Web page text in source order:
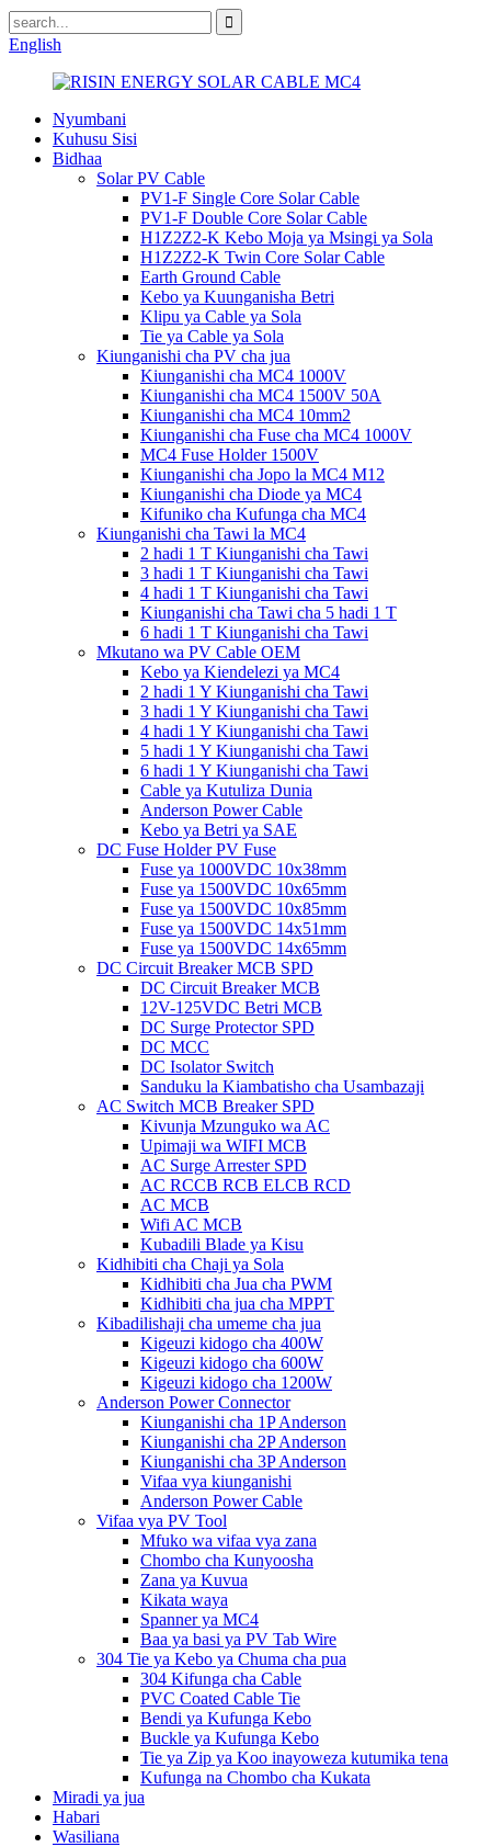
English
Nyumbani
Kuhusu Sisi
Bidhaa
Solar PV Cable
PV1-F Single Core Solar Cable
PV1-F Double Core Solar Cable
H1Z2Z2-K Kebo Moja ya Msingi ya Sola
H1Z2Z2-K Twin Core Solar Cable
Earth Ground Cable
Kebo ya Kuunganisha Betri
Klipu ya Cable ya Sola
Tie ya Cable ya Sola
Kiunganishi cha PV cha jua
Kiunganishi cha MC4 1000V
Kiunganishi cha MC4 1500V 50A
Kiunganishi cha MC4 10mm2
Kiunganishi cha Fuse cha MC4 1000V
MC4 Fuse Holder 1500V
Kiunganishi cha Jopo la MC4 M12
Kiunganishi cha Diode ya MC4
Kifuniko cha Kufunga cha MC4
Kiunganishi cha Tawi la MC4
2 hadi 1 T Kiunganishi cha Tawi
3 hadi 1 T Kiunganishi cha Tawi
4 hadi 1 T Kiunganishi cha Tawi
Kiunganishi cha Tawi cha 5 hadi 1 T
6 hadi 1 T Kiunganishi cha Tawi
Mkutano wa PV Cable OEM
Kebo ya Kiendelezi ya MC4
2 hadi 1 Y Kiunganishi cha Tawi
3 hadi 1 Y Kiunganishi cha Tawi
4 hadi 1 Y Kiunganishi cha Tawi
5 hadi 1 Y Kiunganishi cha Tawi
6 hadi 1 Y Kiunganishi cha Tawi
Cable ya Kutuliza Dunia
Anderson Power Cable
Kebo ya Betri ya SAE
DC Fuse Holder PV Fuse
Fuse ya 1000VDC 10x38mm
Fuse ya 1500VDC 10x65mm
Fuse ya 1500VDC 10x85mm
Fuse ya 1500VDC 14x51mm
Fuse ya 1500VDC 14x65mm
DC Circuit Breaker MCB SPD
DC Circuit Breaker MCB
12V-125VDC Betri MCB
DC Surge Protector SPD
DC MCC
DC Isolator Switch
Sanduku la Kiambatisho cha Usambazaji
AC Switch MCB Breaker SPD
Kivunja Mzunguko wa AC
Upimaji wa WIFI MCB
AC Surge Arrester SPD
AC RCCB RCB ELCB RCD
AC MCB
Wifi AC MCB
Kubadili Blade ya Kisu
Kidhibiti cha Chaji ya Sola
Kidhibiti cha Jua cha PWM
Kidhibiti cha jua cha MPPT
Kibadilishaji cha umeme cha jua
Kigeuzi kidogo cha 400W
Kigeuzi kidogo cha 600W
Kigeuzi kidogo cha 1200W
Anderson Power Connector
Kiunganishi cha 1P Anderson
Kiunganishi cha 2P Anderson
Kiunganishi cha 3P Anderson
Vifaa vya kiunganishi
Anderson Power Cable
Vifaa vya PV Tool
Mfuko wa vifaa vya zana
Chombo cha Kunyoosha
Zana ya Kuvua
Kikata waya
Spanner ya MC4
Baa ya basi ya PV Tab Wire
304 Tie ya Kebo ya Chuma cha pua
304 Kifunga cha Cable
PVC Coated Cable Tie
Bendi ya Kufunga Kebo
Buckle ya Kufunga Kebo
Tie ya Zip ya Koo inayoweza kutumika tena
Kufunga na Chombo cha Kukata
Miradi ya jua
Habari
Wasiliana